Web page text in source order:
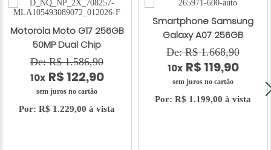
Motorola Moto G17 256GB
50MP Dual Chip
De: R$ 1.586,90
10x R$ 122,90
sem juros no cartão
Por: R$ 1.229,00 à vista
Smartphone Samsung
Galaxy A07 256GB
De: R$ 1.668,90
10x R$ 119,90
sem juros no cartão
Por: R$ 1.199,00 à vista